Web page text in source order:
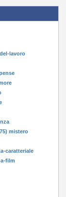
lavoro
mistero
caratteriale
film